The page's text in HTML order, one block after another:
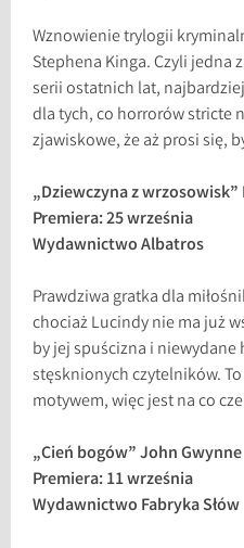
Wznowienie trylogii
Stephena Kinga. Czyli jedna
serii ostatnich lat,
dla tych, co horrorów stricte
zjawiskowe, że aż prosi się,
„Dziewczyna z
Premiera: 25 września
Wydawnictwo Albatros
Prawdziwa gratka dla
chociaż Lucindy nie ma już
by jej spuścizna i niewydane
stęsknionych czytelników.
motywem, więc jest na co
„Cień bogów” John Gwynne
Premiera: 11 września
Wydawnictwo Fabryka Słów